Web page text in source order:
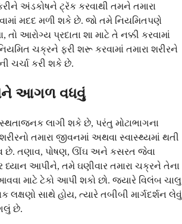
અંડકોષને ટ્રૅક કરવાથી તમને તમારા
મદદ મળી શકે છે. જો તમે નિયમિતપણે
તો આરોગ્ય પ્રદાતા શા માટે તે નક્કી કરવામાં
ચક્રને ફરી શરૂ કરવામાં તમારા શરીરને
ચર્ચા કરી શકે છે.
અને આગળ વધવું
લાગી શકે છે, પરંતુ મોટાભાગના
તમારા જીવનમાં અથવા સ્વાસ્થ્યમાં થતી
છે. તણાવ, પોષણ, ઊંઘ અને કસરત જેવા
ધ્યાન આપીને, તમે ઘણીવાર તમારા ચક્રને તેના
માટે ટેકો આપી શકો છો. જ્યારે વિલંબ ચાલુ
સાથે હોય, ત્યારે તબીબી માર્ગદર્શન લેવું
છે.